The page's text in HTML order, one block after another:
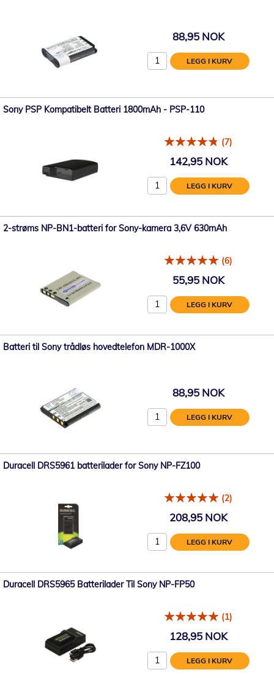
88,95 NOK
LEGG I KURV
Sony PSP Kompatibelt Batteri 1800mAh - PSP-110
(7)
142,95 NOK
LEGG I KURV
2-strøms NP-BN1-batteri for Sony-kamera 3,6V 630mAh
(6)
55,95 NOK
LEGG I KURV
Batteri til Sony trådløs hovedtelefon MDR-1000X
88,95 NOK
LEGG I KURV
Duracell DRS5961 batterilader for Sony NP-FZ100
(2)
208,95 NOK
LEGG I KURV
Duracell DRS5965 Batterilader Til Sony NP-FP50
(1)
128,95 NOK
LEGG I KURV